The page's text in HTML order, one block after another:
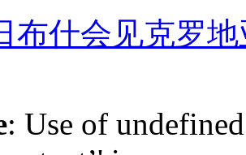
布什会见克罗
: Use of